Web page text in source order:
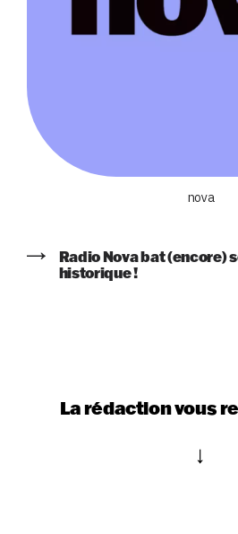
nova
Radio Nova bat (encore)
historique !
La rédaction vous